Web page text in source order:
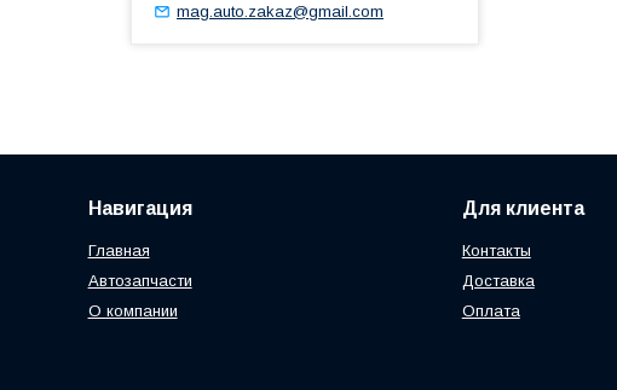
mag.auto.zakaz@gmail.com
Навигация
Главная
Автозапчасти
О компании
Для клиента
Контакты
Доставка
Оплата